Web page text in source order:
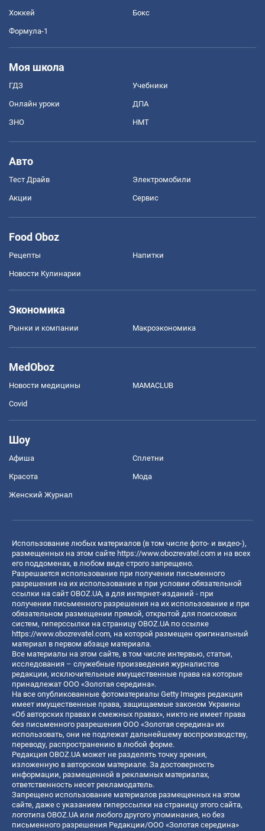
Хоккей Бокс
Формула-1
Моя школа
ГДЗ Учебники
Онлайн уроки ДПА
ЗНО НМТ
Авто
Тест Драйв Электромобили
Акции Сервис
Food Oboz
Рецепты Напитки
Новости Кулинарии
Экономика
Рынки и компании Mакроэкономика
MedOboz
Новости медицины MAMACLUB
Covid
Шоу
Афиша Сплетни
Красота Мода
Женский Журнал
Использование любых материалов (в том числе фото- и видео-),
размещенных на этом сайте https://www.obozrevatel.com и на всех
его поддоменах, в любом виде строго запрещено.
Разрешается использование при получении письменного
разрешения на их использование и при условии обязательной
ссылки на сайт OBOZ.UA, а для интернет-изданий - при
получении письменного разрешения на их использование и при
обязательном размещении прямой, открытой для поисковых
систем, гиперссылки на страницу OBOZ.UA по ссылке
https://www.obozrevatel.com, на которой размещен оригинальный
материал в первом абзаце материала.
Все материалы на этом сайте, в том числе интервью, статьи,
исследования – служебные произведения журналистов
редакции, исключительные имущественные права на которые
принадлежат ООО «Золотая середина».
На все опубликованные фотоматериалы Getty Images редакция
имеет имущественные права, защищаемые законом Украины
«Об авторских правах и смежных правах», никто не имеет права
без письменного разрешения ООО «Золотая середина» их
использовать, они не подлежат дальнейшему воспроизводству,
переводу, распространению в любой форме.
Редакция OBOZ.UA может не разделять точку зрения,
изложенную в авторском материале. За достоверность
информации, размещенной в рекламных материалах,
ответственность несет рекламодатель.
Запрещено использование материалов размещенных на этом
сайте, даже с указанием гиперссылки на страницу этого сайта,
логотипа OBOZ.UA или любого другого упоминания, но без
письменного разрешения Редакции/ООО «Золотая середина»